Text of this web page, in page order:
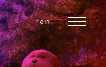
MENU
cs
en